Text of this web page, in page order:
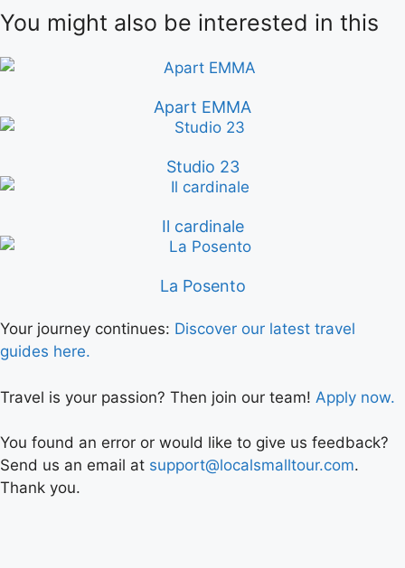
You might also be interested in this
Apart EMMA
Studio 23
Il cardinale
La Posento
Your journey continues: Discover our latest travel
guides here.
Travel is your passion? Then join our team! Apply now.
You found an error or would like to give us feedback?
Send us an email at support@localsmalltour.com.
Thank you.